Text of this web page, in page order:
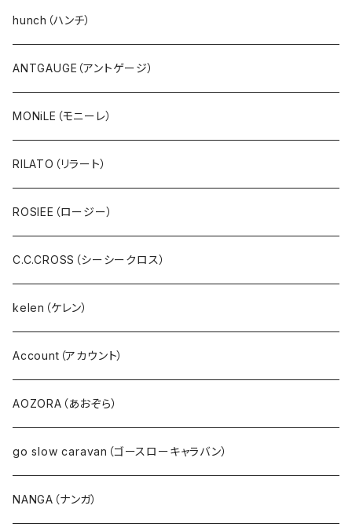
ニット
アウター・ダウン・コート
ジャケット・ブルゾン・羽織
ベスト・ダウンベスト
スウェット・パイル・フリース
ボア・フリース
パンツ・ジーンズ･ショートパンツ
デニム
サロペット・サスペンダー・オールインワン
NANGA（ナンガ）
CYNICAL（シニカル）
hunch（ハンチ）
INDIMARK（インディーマーク）
U.M.I(ユーエムアイ)
Spoom（スプーム）
０８Mab（ゼロハチマブ）
FONTANA GRANDE（フォンタナグランデ）
NANEA（ナネア）
EMU（エミュー）
Ｔシャツ・シャツ（長袖）
hunch（ハンチ）
ANTGAUGE（アントゲージ）
MONiLE（モニーレ）
RILATO（リラート）
ROSIEE（ロージー）
C.C.CROSS（シーシークロス）
kelen（ケレン）
Account（アカウント）
AOZORA（あおぞら）
go slow caravan（ゴースローキャラバン）
NANGA（ナンガ）